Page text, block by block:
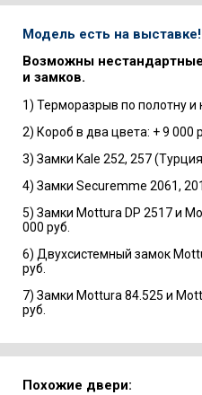
Модель есть на выставке!
Возможны
и замков.
1) Терморазрыв по полотну и
2) Короб в два цвета: + 9 000
3) Замки Kale 252, 257
4) Замки Securemme 2061,
5) Замки Mottura DP 2517 и
000 руб.
6) Двухсистемный замок
руб.
7) Замки Mottura 84.525 и
руб.
Похожие двери: